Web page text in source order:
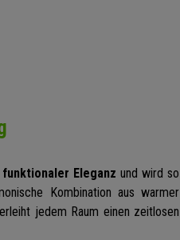
funktionaler Eleganz und wird so
Kombination aus warmer
jedem Raum einen zeitlosen